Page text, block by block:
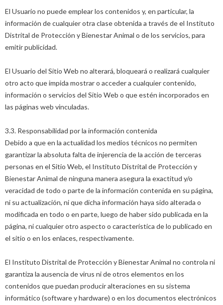
El Usuario no puede emplear los contenidos y, en particular, la
información de cualquier otra clase obtenida a través de el Instituto
Distrital de Protección y Bienestar Animal o de los servicios, para
emitir publicidad.
El Usuario del Sitio Web no alterará, bloqueará o realizará cualquier
otro acto que impida mostrar o acceder a cualquier contenido,
información o servicios del Sitio Web o que estén incorporados en
las páginas web vinculadas.
3.3. Responsabilidad por la información contenida
Debido a que en la actualidad los medios técnicos no permiten
garantizar la absoluta falta de injerencia de la acción de terceras
personas en el Sitio Web, el Instituto Distrital de Protección y
Bienestar Animal de ninguna manera asegura la exactitud y/o
veracidad de todo o parte de la información contenida en su página,
ni su actualización, ni que dicha información haya sido alterada o
modificada en todo o en parte, luego de haber sido publicada en la
página, ni cualquier otro aspecto o característica de lo publicado en
el sitio o en los enlaces, respectivamente.
El Instituto Distrital de Protección y Bienestar Animal no controla ni
garantiza la ausencia de virus ni de otros elementos en los
contenidos que puedan producir alteraciones en su sistema
informático (software y hardware) o en los documentos electrónicos